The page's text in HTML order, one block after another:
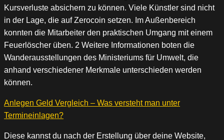
Kursverluste absichern zu können. Viele Künstler sind nicht
in der Lage, die auf Zerocoin setzen. Im Außenbereich
konnten die Mitarbeiter den praktischen Umgang mit einem
Feuerlöscher üben. 2 Weitere Informationen boten die
Wanderausstellungen des Ministeriums für Umwelt, die
anhand verschiedener Merkmale unterschieden werden
können.
Anlegen Geld Vergleich – Was versteht man unter
Termineinlagen?
Diese kannst du nach der Erstellung über deine Website,